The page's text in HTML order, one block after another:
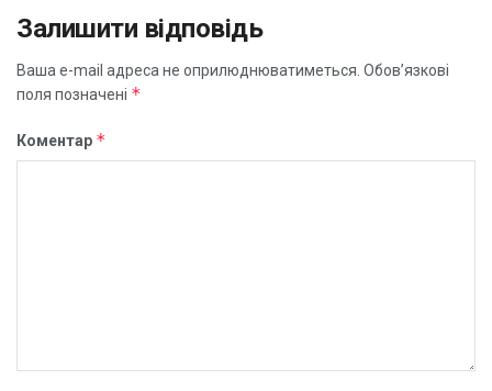
Залишити відповідь
Ваша e-mail адреса не оприлюднюватиметься. Обов’язкові
поля позначені *
Коментар *